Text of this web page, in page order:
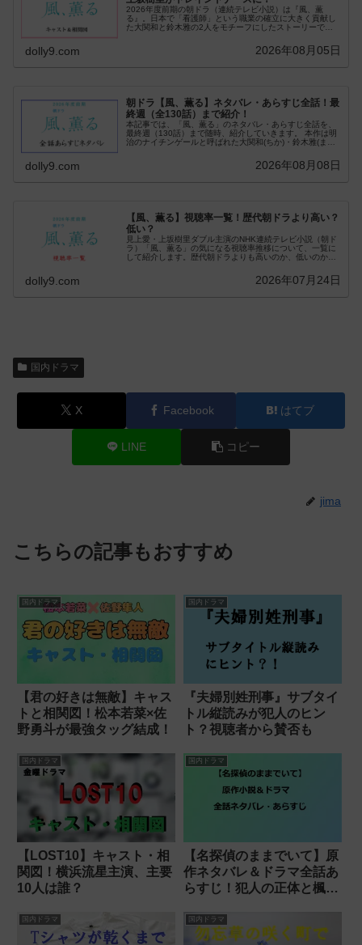
2026年度前期の朝ドラ（連続テレビ小説）は『風、薫
る』。日本で「看護師」という職業の確立に大きく貢献し
た大関和と鈴木雅の2人をモチーフにしたストーリーで
dolly9.com 2026年08月05日
朝ドラ【風、薫る】ネタバレ・あらすじ全話！最
終週（全130話）まで紹介！
本記事では、「風、薫る」のネタバレ・あらすじ全話を、
最終週（130話）まで随時、紹介していきます。 本作は明
治のナイチンゲールと呼ばれた大関和(ちか)・鈴木雅(まさ)
dolly9.com 2026年08月08日
【風、薫る】視聴率一覧！歴代朝ドラより高い？
低い？
見上愛・上坂樹里ダブル主演のNHK連続テレビ小説（朝ド
ラ）「風、薫る」の気になる視聴率推移について、一覧に
して紹介します。歴代朝ドラよりも高いのか、低いのかも
dolly9.com 2026年07月24日
国内ドラマ
X Facebook はてブ
LINE コピー
jima
こちらの記事もおすすめ
国内ドラマ
【君の好きは無敵】キャス
トと相関図！松本若菜×佐
野勇斗が最強タッグ結成！
国内ドラマ
『夫婦別姓刑事』サブタイ
トル縦読みが犯人のヒン
ト？視聴者から賛否も
国内ドラマ
【LOST10】キャスト・相
関図！横浜流星主演、主要
10人は誰？
国内ドラマ
【名探偵のままでいて】原
作ネタバレ＆ドラマ全話あ
らすじ！犯人の正体と楓の
国内ドラマ 国内ドラマ